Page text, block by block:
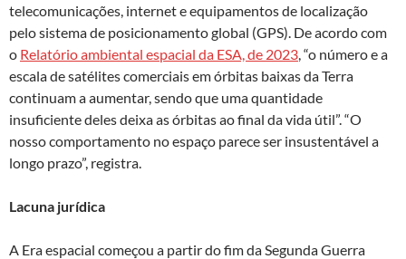
telecomunicações, internet e equipamentos de localização
pelo sistema de posicionamento global (GPS). De acordo com
o Relatório ambiental espacial da ESA, de 2023, “o número e a
escala de satélites comerciais em órbitas baixas da Terra
continuam a aumentar, sendo que uma quantidade
insuficiente deles deixa as órbitas ao final da vida útil”. “O
nosso comportamento no espaço parece ser insustentável a
longo prazo”, registra.
Lacuna jurídica
A Era espacial começou a partir do fim da Segunda Guerra